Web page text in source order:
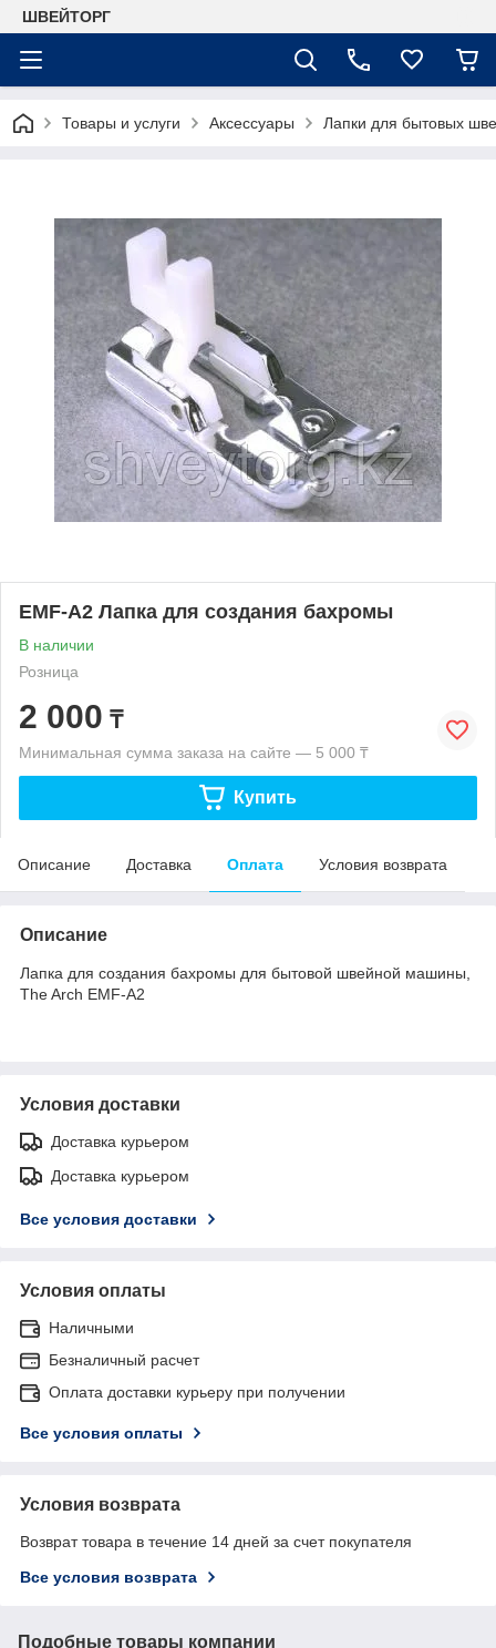
ШВЕЙТОРГ
Товары и услуги Аксессуары Лапки для бытовых
EMF-A2 Лапка для создания бахромы
В наличии
Розница
2 000 ₸
Минимальная сумма заказа на сайте — 5 000 ₸
Купить
Описание Доставка Оплата Условия возврата
Описание
Лапка для создания бахромы для бытовой швейной машины,
The Arch EMF-A2
Условия доставки
Доставка курьером
Доставка курьером
Все условия доставки
Условия оплаты
Наличными
Безналичный расчет
Оплата доставки курьеру при получении
Все условия оплаты
Условия возврата
Возврат товара в течение 14 дней за счет покупателя
Все условия возврата
Подобные товары компании